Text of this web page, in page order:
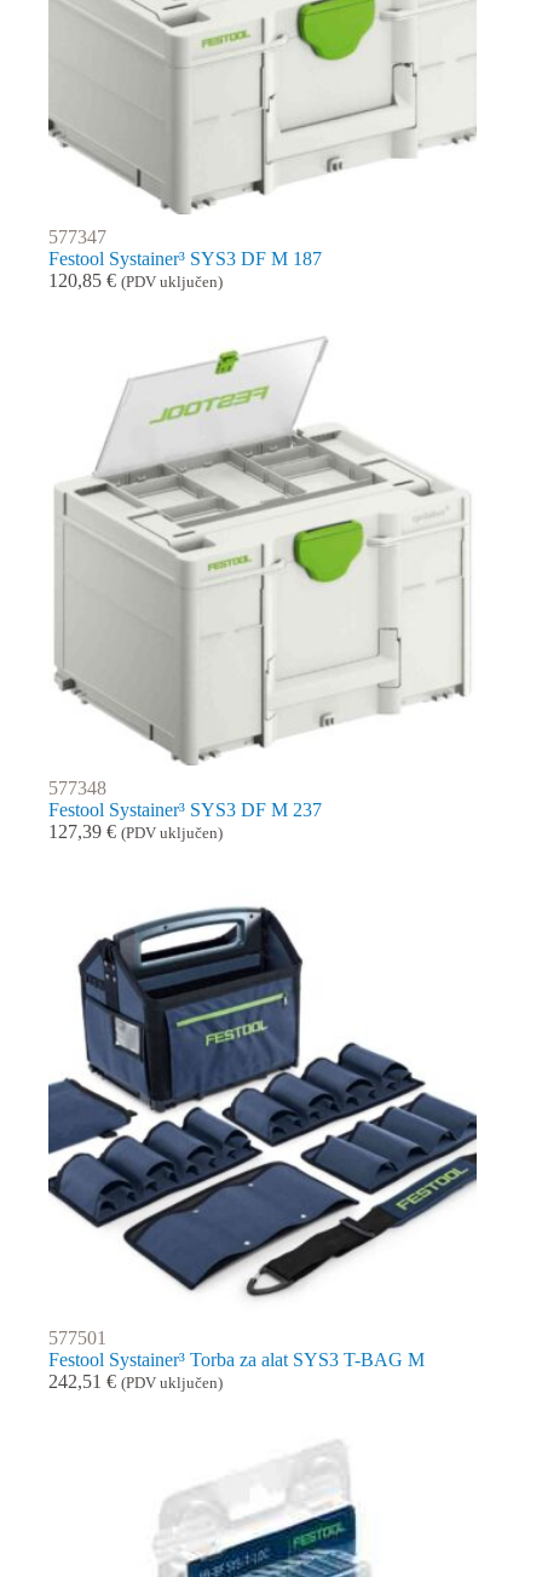
577347
Festool Systainer³ SYS3 DF M 187
120,85 € (PDV uključen)
577348
Festool Systainer³ SYS3 DF M 237
127,39 € (PDV uključen)
577501
Festool Systainer³ Torba za alat SYS3 T-BAG M
242,51 € (PDV uključen)